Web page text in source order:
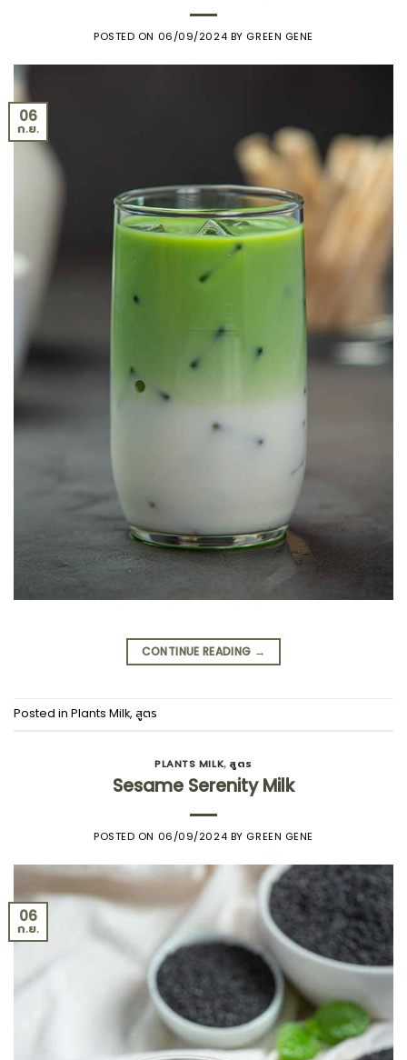
POSTED ON 06/09/2024 BY GREEN GENE
06
ก.ย.
CONTINUE READING →
Posted in Plants Milk, สูตร
PLANTS MILK, สูตร
Sesame Serenity Milk
POSTED ON 06/09/2024 BY GREEN GENE
06
ก.ย.